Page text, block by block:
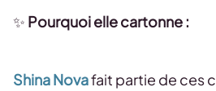
✨ Pourquoi elle cartonne :
Shina Novafait partie de ces